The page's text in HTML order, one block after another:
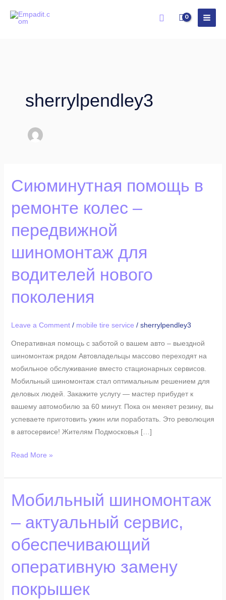
Search
sherrylpendley3
Сиюминутная помощь в
ремонте колес –
передвижной
шиномонтаж для
водителей нового
поколения
Leave a Comment / mobile tire service / sherrylpendley3
Оперативная помощь с заботой о вашем авто – выездной
шиномонтаж рядом Автовладельцы массово переходят на
мобильное обслуживание вместо стационарных сервисов.
Мобильный шиномонтаж стал оптимальным решением для
деловых людей. Закажите услугу — мастер прибудет к
вашему автомобилю за 60 минут. Пока он меняет резину, вы
успеваете приготовить ужин или поработать. Это революция
в автосервисе! Жителям Подмосковья […]
Сиюминутная
помощь
в
ремонте
колес
передвижной
для
водителей
Read More »
Мобильный шиномонтаж
– актуальный сервис,
обеспечивающий
оперативную замену
покрышек
Мобильный
шиномонтаж
сервис,
оперативную
покрышек